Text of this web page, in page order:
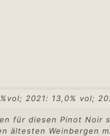
2021: 13,0% vol;
für diesen Pinot Noir
ältesten Weinbergen